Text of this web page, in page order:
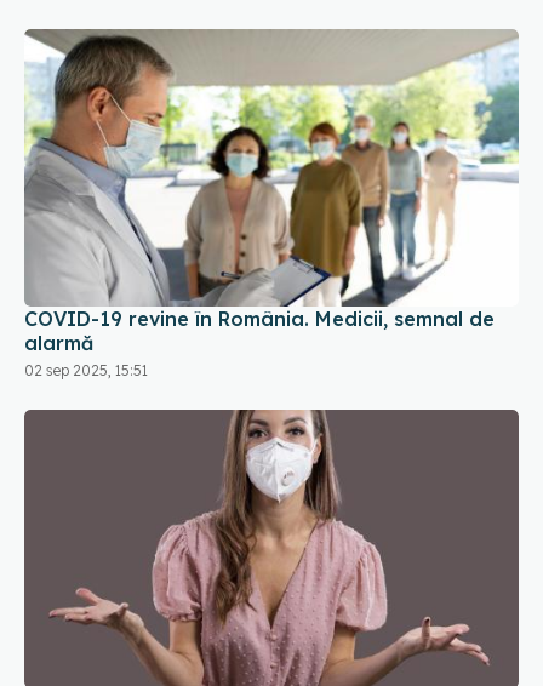
COVID-19 revine în România. Medicii, semnal de
alarmă
02 sep 2025, 15:51